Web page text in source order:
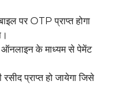
पर OTP प्राप्त होगा
के माध्यम से पेमेंट
प्राप्त हो जायेगा जिसे